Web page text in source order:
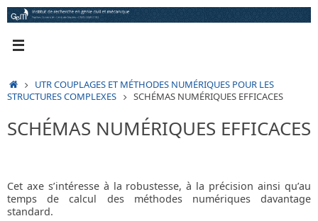
Passer
au
ACCUEIL
UTR COUPLAGES ET MÉTHODES NUMÉRIQUES POUR LES
STRUCTURES COMPLEXES
SCHÉMAS NUMÉRIQUES EFFICACES
SCHÉMAS NUMÉRIQUES EFFICACES
Cet axe s’intéresse à la robustesse, à la précision ainsi qu’au
temps de calcul des méthodes numériques davantage
standard.